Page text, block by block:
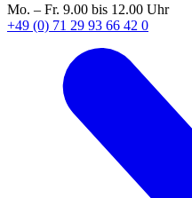
Mo. – Fr. 9.00 bis 12.00 Uhr
+49 (0) 71 29 93 66 42 0